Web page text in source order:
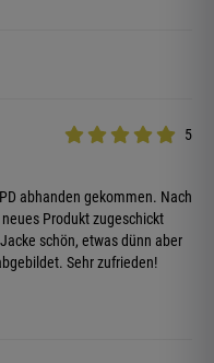
5
abhanden gekommen. Nach
Produkt zugeschickt
schön, etwas dünn aber
Sehr zufrieden!